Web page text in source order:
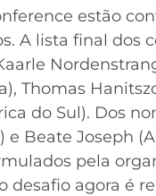
estão
A lista final dos
Thomas
do Sul). Dos
Beate Joseph
pela
desafio agora é